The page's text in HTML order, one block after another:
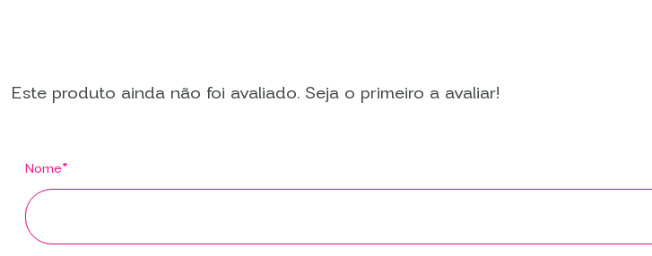
Este produto ainda não foi avaliado. Seja o primeiro a avaliar!
Nome*